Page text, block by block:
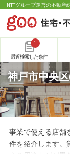
NTTグループ運営の不動産
1
最近検索した条件
神戸市中央
事業で使える店舗
件を紹介します。